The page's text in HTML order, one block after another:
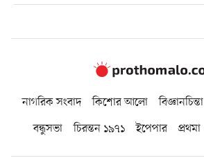
নাগরিক সংবাদ কিশোর আলো বিজ্ঞানচিন্তা
বন্ধুসভা
চিরন্তন ১৯৭১ ইপেপার প্রথমা